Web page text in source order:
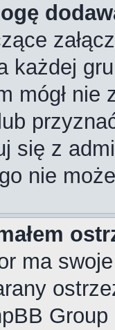
każdej
mógł nie
się z
nie
ma